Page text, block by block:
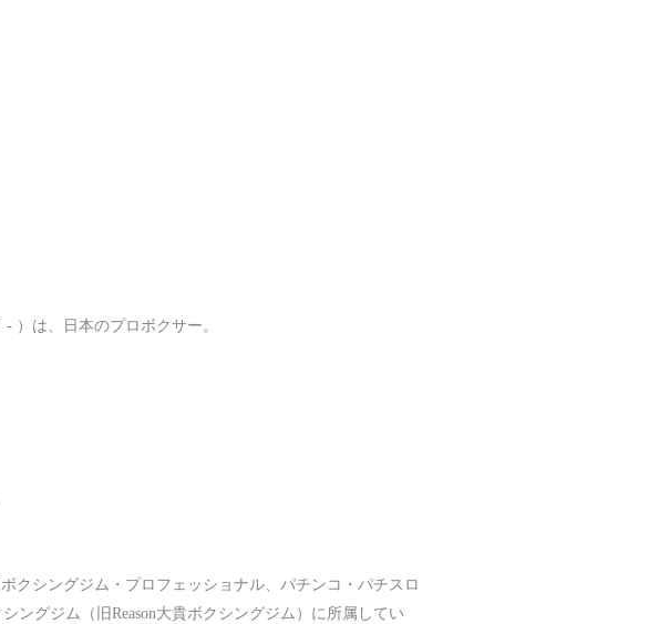
）は、日本のプロボクサー。
クシングジム・プロフェッショナル、パチンコ・パチスロ
ングジム（旧Reason大貴ボクシングジム）に所属してい